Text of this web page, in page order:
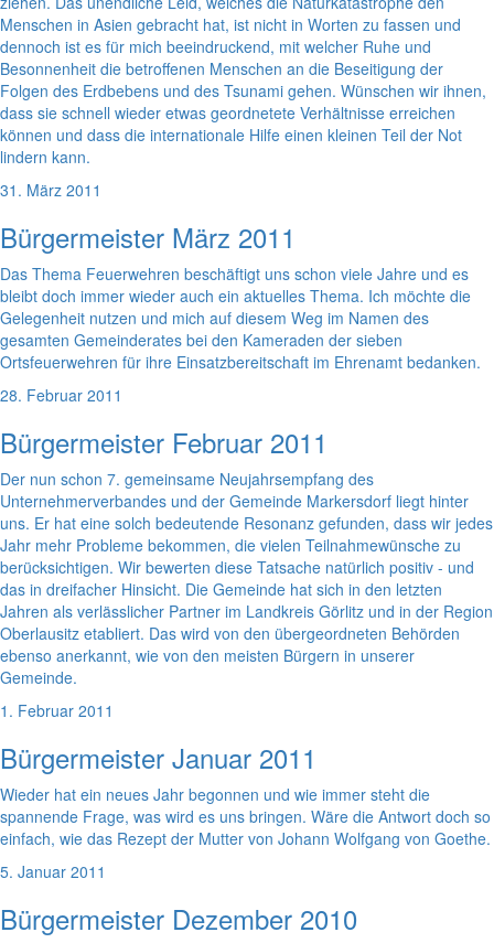
Menschen in Asien gebracht hat, ist nicht in Worten zu fassen und
dennoch ist es für mich beeindruckend, mit welcher Ruhe und
Besonnenheit die betroffenen Menschen an die Beseitigung der
Folgen des Erdbebens und des Tsunami gehen. Wünschen wir ihnen,
dass sie schnell wieder etwas geordnetete Verhältnisse erreichen
können und dass die internationale Hilfe einen kleinen Teil der Not
lindern kann.
31. März 2011
Bürgermeister März 2011
Das Thema Feuerwehren beschäftigt uns schon viele Jahre und es
bleibt doch immer wieder auch ein aktuelles Thema. Ich möchte die
Gelegenheit nutzen und mich auf diesem Weg im Namen des
gesamten Gemeinderates bei den Kameraden der sieben
Ortsfeuerwehren für ihre Einsatzbereitschaft im Ehrenamt bedanken.
28. Februar 2011
Bürgermeister Februar 2011
Der nun schon 7. gemeinsame Neujahrsempfang des
Unternehmerverbandes und der Gemeinde Markersdorf liegt hinter
uns. Er hat eine solch bedeutende Resonanz gefunden, dass wir jedes
Jahr mehr Probleme bekommen, die vielen Teilnahmewünsche zu
berücksichtigen. Wir bewerten diese Tatsache natürlich positiv - und
das in dreifacher Hinsicht. Die Gemeinde hat sich in den letzten
Jahren als verlässlicher Partner im Landkreis Görlitz und in der Region
Oberlausitz etabliert. Das wird von den übergeordneten Behörden
ebenso anerkannt, wie von den meisten Bürgern in unserer
Gemeinde.
1. Februar 2011
Bürgermeister Januar 2011
Wieder hat ein neues Jahr begonnen und wie immer steht die
spannende Frage, was wird es uns bringen. Wäre die Antwort doch so
einfach, wie das Rezept der Mutter von Johann Wolfgang von Goethe.
5. Januar 2011
Bürgermeister Dezember 2010